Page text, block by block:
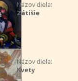
Názov diela:
Zátišie
Názov diela:
Kvety